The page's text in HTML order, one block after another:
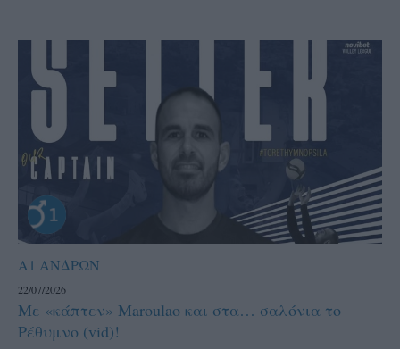
Α1 ΑΝΔΡΩΝ
22/07/2026
Με «κάπτεν» Maroulao και στα… σαλόνια το
Ρέθυμνο (vid)!